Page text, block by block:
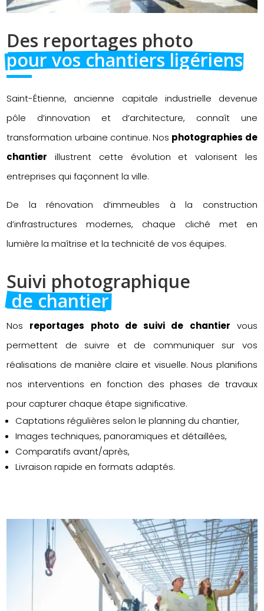
Des reportages photo
pour vos chantiers ligériens
Saint-Étienne, ancienne capitale industrielle devenue
pôle d’innovation et d’architecture, connaît une
transformation urbaine continue. Nos photographies de
chantier illustrent cette évolution et valorisent les
entreprises qui façonnent la ville.
De la rénovation d’immeubles à la construction
d’infrastructures modernes, chaque cliché met en
lumière la maîtrise et la technicité de vos équipes.
Suivi photographique
de chantier
Nos reportages photo de suivi de chantier vous
permettent de suivre et de communiquer sur vos
réalisations de manière claire et visuelle. Nous planifions
nos interventions en fonction des phases de travaux
pour capturer chaque étape significative.
Captations régulières selon le planning du chantier,
Images techniques, panoramiques et détaillées,
Comparatifs avant/après,
Livraison rapide en formats adaptés.